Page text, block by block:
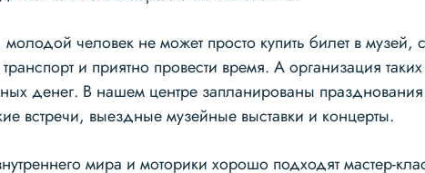
человек не может просто купить билет в музей,
и приятно провести время. А организация
денег. В нашем центре запланированы
встречи, выездные музейные выставки и концерты.
мира и моторики хорошо подходят мастер-